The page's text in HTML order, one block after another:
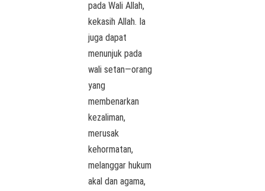
pada Wali Allah,
kekasih Allah. Ia
juga dapat
menunjuk pada
wali setan—orang
yang
membenarkan
kezaliman,
merusak
kehormatan,
melanggar hukum
akal dan agama,